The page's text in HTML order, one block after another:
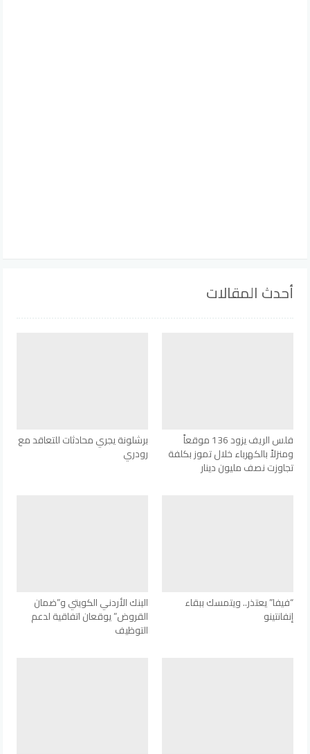
أحدث المقالات
فلس الريف يزود 136 موقعاً
ومنزلاً بالكهرباء خلال تموز بكلفة
تجاوزت نصف مليون دينار
برشلونة يجري محادثات للتعاقد مع
رودري
“فيفا” يعتذر.. ويتمسك ببقاء
إنفانتينو
البنك الأردني الكويتي و”ضمان
القروض” يوقعان اتفاقية لدعم
التوظيف